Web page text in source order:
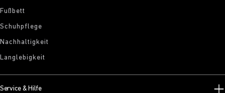
Fußbett
Schuhpflege
Nachhaltigkeit
Langlebigkeit
Service & Hilfe